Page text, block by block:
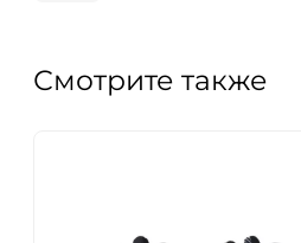
Смотрите также